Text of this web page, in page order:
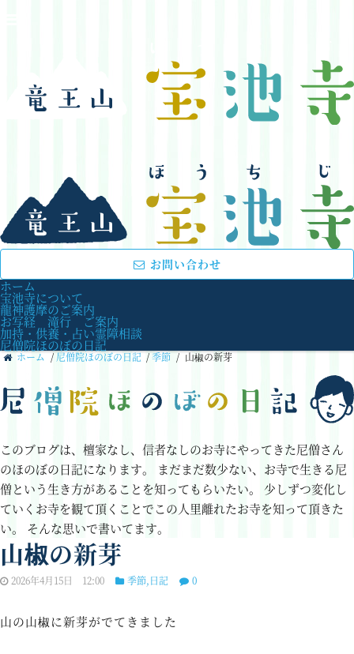
お問い合わせ
ホーム
宝池寺について
龍神護摩のご案内
お写経 滝行 ご案内
加持・供養・占い霊障相談
尼僧院ほのぼの日記
ホーム / 尼僧院ほのぼの日記 /季節 / 山椒の新芽
このブログは、檀家なし、信者なしのお寺にやってきた尼僧さん
のほのぼの日記になります。 まだまだ数少ない、お寺で生きる尼
僧という生き方があることを知ってもらいたい。
少しずつ変化し
ていくお寺を観て頂くことでこの人里離れたお寺を知って頂きた
い。 そんな思いで書いてます。
山椒の新芽
2026年4月15日 12:00 季節,日記 0
山の山椒に新芽がでてきました